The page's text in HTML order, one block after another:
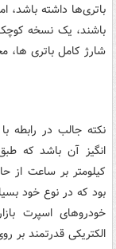
باتری‌ها داشته باشد،
باشند، یک نسخه
شارژ کامل باتری ها، محدوده حرکت ۴۰۰
نکته جالب در رابطه
بود که در نوع خود
الکتریکی قدرتمند